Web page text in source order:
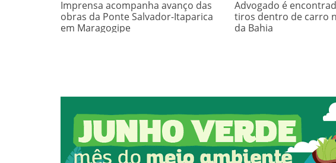
Imprensa acompanha avanço das
obras da Ponte Salvador-Itaparica
em Maragogipe
Advogado é
tiros dentro de carro
da Bahia